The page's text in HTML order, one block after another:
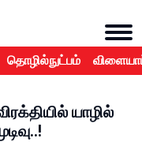
தொழில்நுட்பம்
யாழில்